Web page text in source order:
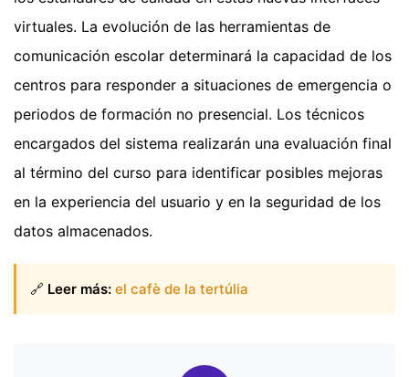
virtuales. La evolución de las herramientas de
comunicación escolar determinará la capacidad de los
centros para responder a situaciones de emergencia o
periodos de formación no presencial. Los técnicos
encargados del sistema realizarán una evaluación final
al término del curso para identificar posibles mejoras
en la experiencia del usuario y en la seguridad de los
datos almacenados.
🔗 Leer más: el cafè de la tertúlia